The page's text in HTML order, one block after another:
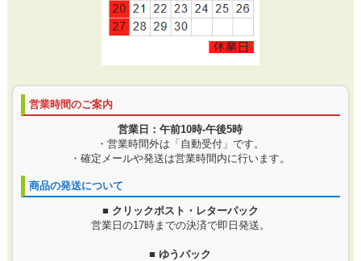
営業時間のご案内
営業日：午前10時-午後5時
・営業時間外は「自動受付」です。
・確定メールや発送は営業時間内に行います。
商品の発送について
■ クリックポスト・レターパック
営業日の17時までの決済で即日発送。
■ ゆうパック